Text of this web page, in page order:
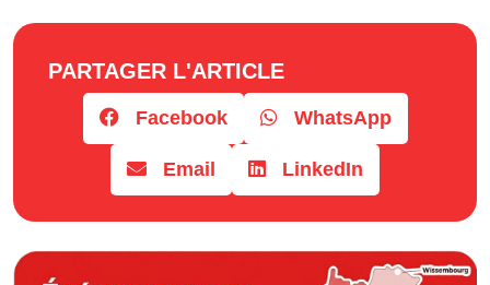
PARTAGER L'ARTICLE
Facebook WhatsApp
Email LinkedIn